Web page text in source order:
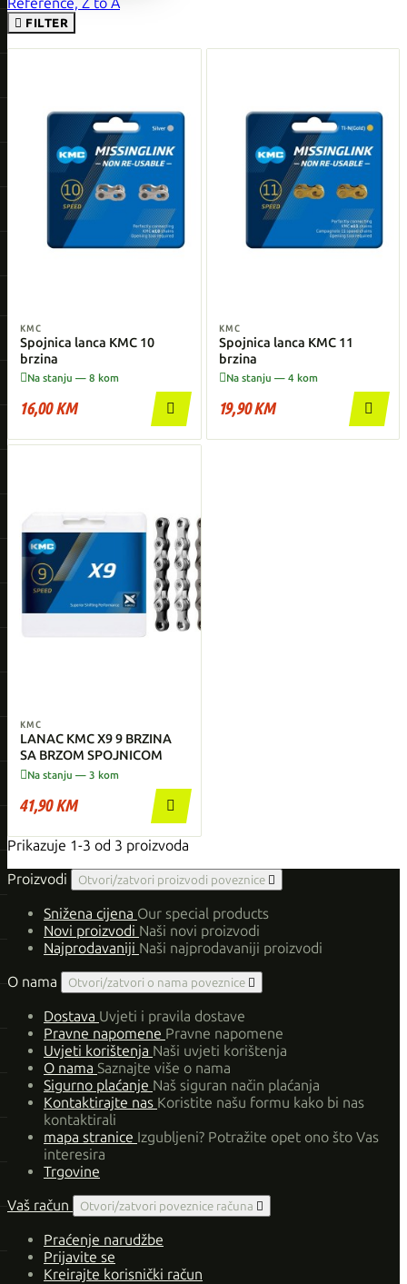
 FILTER
KMC
Spojnica lanca KMC 10
brzina
Na stanju — 8 kom
16,00 KM 
KMC
Spojnica lanca KMC 11
brzina
Na stanju — 4 kom
19,90 KM 
KMC
LANAC KMC X9 9 BRZINA
SA BRZOM SPOJNICOM
Na stanju — 3 kom
41,90 KM 
Prikazuje 1-3 od 3 proizvoda
Proizvodi
Otvori/zatvori proizvodi poveznice 
Snižena cijena Our special products
Novi proizvodi Naši novi proizvodi
Najprodavaniji Naši najprodavaniji proizvodi
O nama
Otvori/zatvori o nama poveznice 
Dostava Uvjeti i pravila dostave
Pravne napomene Pravne napomene
Uvjeti korištenja Naši uvjeti korištenja
O nama Saznajte više o nama
Sigurno plaćanje Naš siguran način plaćanja
Kontaktirajte nas Koristite našu formu kako bi nas
kontaktirali
mapa stranice Izgubljeni? Potražite opet ono što Vas
interesira
Trgovine
Vaš račun
Otvori/zatvori poveznice računa 
Praćenje narudžbe
Prijavite se
Kreirajte korisnički račun